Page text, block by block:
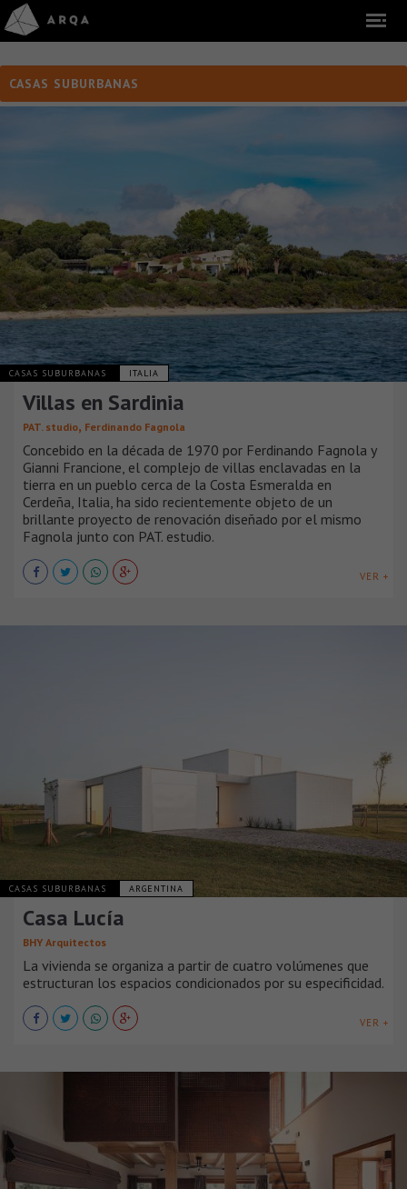
CASAS SUBURBANAS
CASAS SUBURBANAS ITALIA
Villas en Sardinia
PAT. studio, Ferdinando Fagnola
Concebido en la década de 1970 por Ferdinando Fagnola y
Gianni Francione, el complejo de villas enclavadas en la
tierra en un pueblo cerca de la Costa Esmeralda en
Cerdeña, Italia, ha sido recientemente objeto de un
brillante proyecto de renovación diseñado por el mismo
Fagnola junto con PAT. estudio.
VER +
CASAS SUBURBANAS ARGENTINA
Casa Lucía
BHY Arquitectos
La vivienda se organiza a partir de cuatro volúmenes que
estructuran los espacios condicionados por su especificidad.
VER +